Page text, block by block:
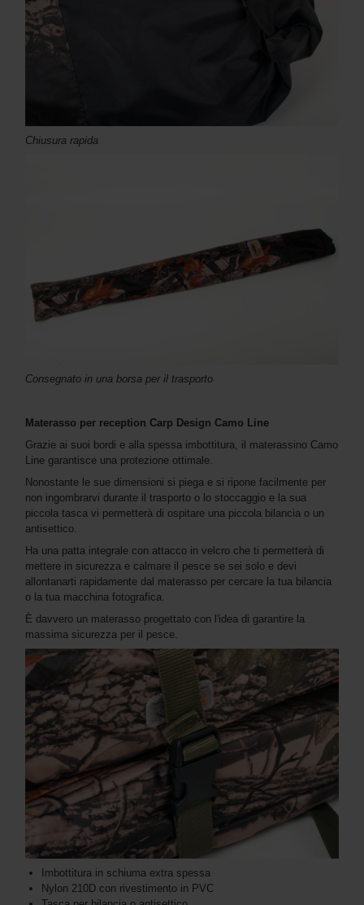
Chiusura rapida
Consegnato in una borsa per il trasporto
Materasso per reception Carp Design Camo Line
Grazie ai suoi bordi e alla spessa imbottitura, il materassino Camo
Line garantisce una protezione ottimale.
Nonostante le sue dimensioni si piega e si ripone facilmente per
non ingombrarvi durante il trasporto o lo stoccaggio e la sua
piccola tasca vi permetterà di ospitare una piccola bilancia o un
antisettico.
Ha una patta integrale con attacco in velcro che ti permetterà di
mettere in sicurezza e calmare il pesce se sei solo e devi
allontanarti rapidamente dal materasso per cercare la tua bilancia
o la tua macchina fotografica.
È davvero un materasso progettato con l'idea di garantire la
massima sicurezza per il pesce.
Imbottitura in schiuma extra spessa
Nylon 210D con rivestimento in PVC